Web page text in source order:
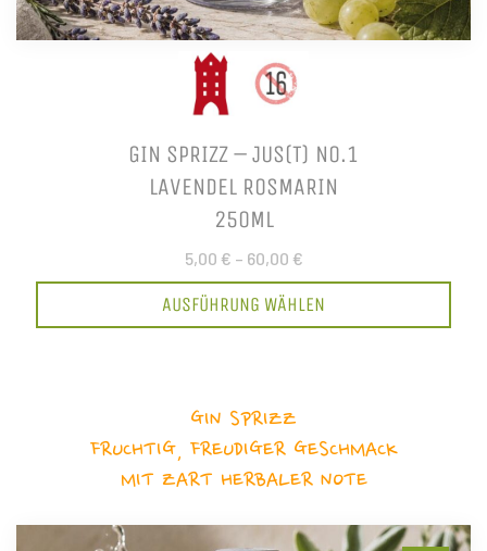
GIN SPRIZZ – JUS(T) NO.1
LAVENDEL ROSMARIN
250ML
5,00 € – 60,00 €
AUSFÜHRUNG WÄHLEN
GIN SPRIZZ
FRUCHTIG, FREUDIGER GESCHMACK
MIT ZART HERBALER NOTE